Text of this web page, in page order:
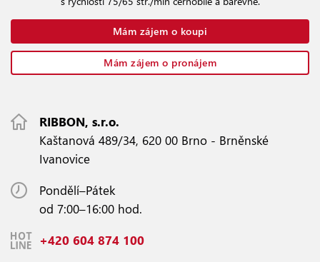
Mám zájem o koupi
Mám zájem o pronájem
RIBBON, s.r.o.
Kaštanová 489/34, 620 00 Brno - Brněnské
Ivanovice
Pondělí–Pátek
od 7:00–16:00 hod.
+420 604 874 100